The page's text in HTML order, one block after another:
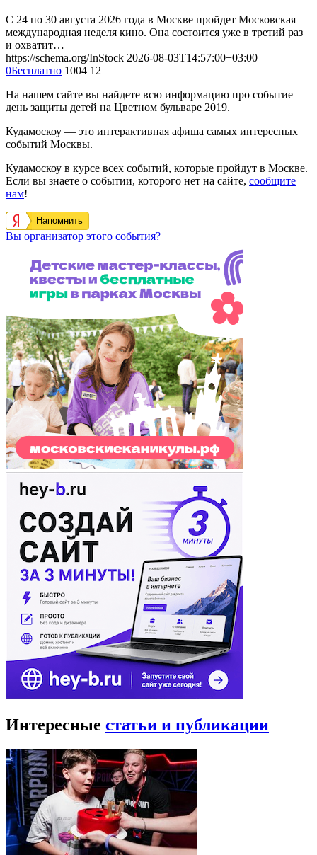
С 24 по 30 августа 2026 года в Москве пройдет Московская
международная неделя кино. Она состоится уже в третий раз
и охватит…
https://schema.org/InStock 2026-08-03T14:57:00+03:00
0Бесплатно 1004 12
На нашем сайте вы найдете всю информацию про событие
день защиты детей на Цветном бульваре 2019.
Кудамоскоу — это интерактивная афиша самых интересных
событий Москвы.
Кудамоскоу в курсе всех событий, которые пройдут в Москве.
Если вы знаете о событии, которого нет на сайте, сообщите
нам!
Напомнить
Вы организатор этого события?
Интересные статьи и публикации